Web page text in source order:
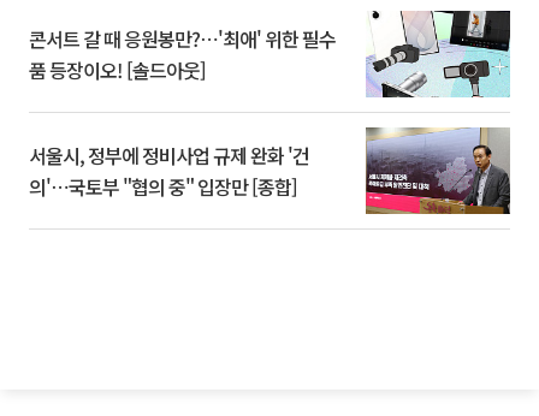
콘서트 갈 때 응원봉만?⋯'최애' 위한 필수
품 등장이오! [솔드아웃]
서울시, 정부에 정비사업 규제 완화 '건
의'⋯국토부 "협의 중" 입장만 [종합]